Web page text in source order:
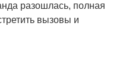
разошлась, полная
вызовы и